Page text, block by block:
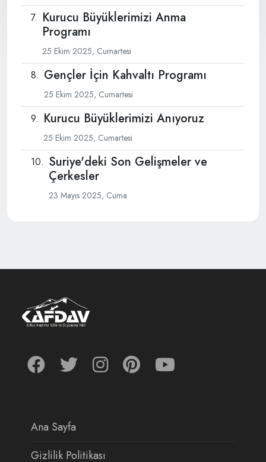
Kurucu Büyüklerimizi Anma
Programı
25 Ekim 2025, Cumartesi
Gençler İçin Kahvaltı Programı
25 Ekim 2025, Cumartesi
Kurucu Büyüklerimizi Anıyoruz
25 Ekim 2025, Cumartesi
Suriye'deki Son Gelişmeler ve
Çerkesler
23 Mayıs 2025, Cuma
Ana Sayfa
Gizlilik Politikası